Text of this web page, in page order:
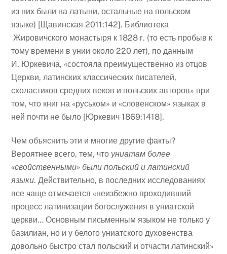
из них были на латыни, остальные на польском
языке) [Щавинская 2011:142]. Библиотека
Жировичского монастыря к 1828 г. (то есть пробыв к
тому времени в унии около 220 лет), по данным
И. Юркевича, «состояла преимущественно из отцов
Церкви, латинских классических писателей,
схоластиков средних веков и польских авторов» при
том, что книг на «руськом» и «словенском» языках в
ней почти не было [Юркевич 1869:1418].
Чем объяснить эти и многие другие факты?
Вероятнее всего, тем, что униатам более
«свойственными» были польский и латинский
языки. Действительно, в последних исследованиях
все чаще отмечается «неизбежно проходивший
процесс латинизации богослужения в униатской
церкви… Основным письменным языком не только у
базилиан, но и у белого униатского духовенства
довольно быстро стал польский и отчасти латинский»